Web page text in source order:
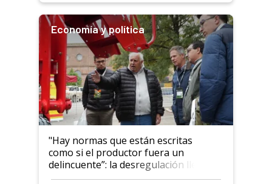
Economía y política
"Hay normas que están escritas
como si el productor fuera un
delincuente”: la desregulación llegó
al Congreso Aapresid y hasta se